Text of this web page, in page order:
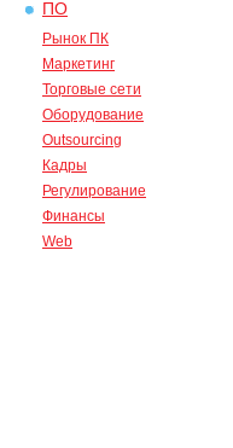
ПО
Рынок ПК
Маркетинг
Торговые сети
Оборудование
Outsourcing
Кадры
Регулирование
Финансы
Web